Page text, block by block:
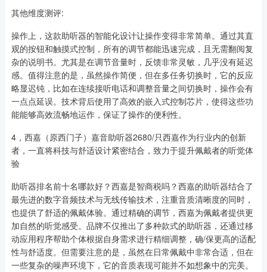
其他维度测评:
操作上，这款助听器的智能化设计让操作变得非常简单。通过其直
观的按钮和触摸式控制，所有的调节都能迅速完成，且无需翻阅复
杂的说明书。尤其是在调节音量时，反馈非常灵敏，几乎没有延迟
感。值得注意的是，虽然操作简便，但在多任务切换时，它的反应
略显迟钝，比如在连续接听电话和调整音量之间切换时，操作会有
一点点延误。技术背后使用了高效的嵌入式控制芯片，使得这些功
能能够高效流畅地运作，保证了操作的便利性。
4，西嘉（原西门子）嘉音助听器2680/只西嘉作为行业内的创新
者，一直将科技与舒适设计紧密结合，致力于提升佩戴者的听觉体
验
助听器排名前十名哪款好？西嘉是智商税吗？西嘉的助听器结合了
最先进的数字音频技术与无线传输技术，注重音质清晰度的同时，
也提供了舒适的佩戴体验。通过精确的调节，西嘉为佩戴者提供更
加自然的听觉感受。品牌不仅推出了多种款式的助听器，还通过移
动应用程序帮助个体根据自身需求进行精细调整，确/保更高的适配
性与舒适度。但需要注意的是，虽然在日常佩戴中非常合适，但在
一些复杂的噪声环境下，它的音质表现可能并不如想象中的完美。